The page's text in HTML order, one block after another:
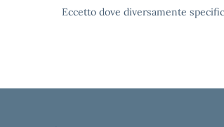
Eccetto dove diversamente